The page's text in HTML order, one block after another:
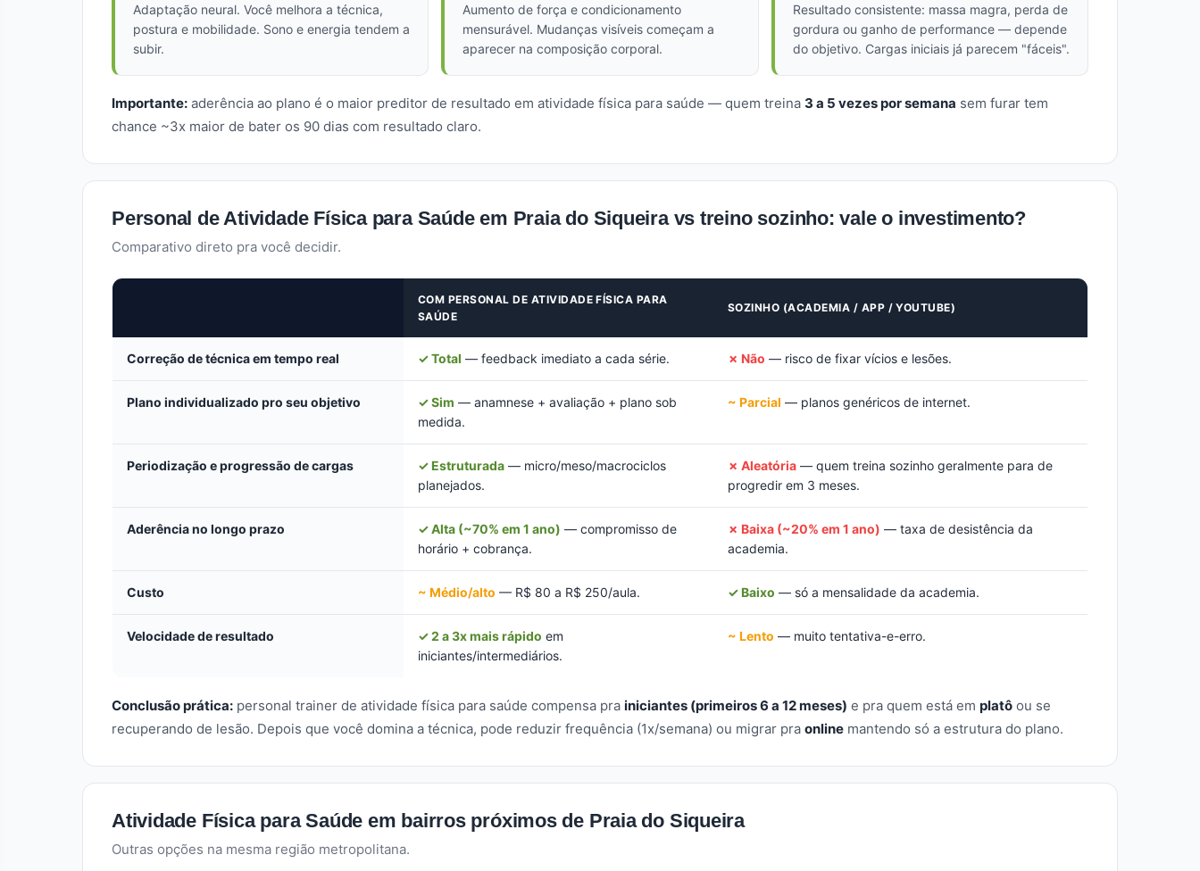
Adaptação neural. Você melhora a técnica,
postura e mobilidade. Sono e energia tendem a
subir.
Aumento de força e condicionamento
mensurável. Mudanças visíveis começam a
aparecer na composição corporal.
Resultado consistente: massa magra, perda de
gordura ou ganho de performance — depende
do objetivo. Cargas iniciais já parecem "fáceis".
Importante: aderência ao plano é o maior preditor de resultado em atividade física para saúde — quem treina 3 a 5 vezes por semana sem furar tem
chance ~3x maior de bater os 90 dias com resultado claro.
Personal de Atividade Física para Saúde em Praia do Siqueira vs treino sozinho: vale o investimento?
Comparativo direto pra você decidir.
COM PERSONAL DE ATIVIDADE FÍSICA PARA
SAÚDE
SOZINHO (ACADEMIA / APP / YOUTUBE)
Correção de técnica em tempo real ✓ Total — feedback imediato a cada série. ✗ Não — risco de fixar vícios e lesões.
Plano individualizado pro seu objetivo ✓ Sim — anamnese + avaliação + plano sob
medida.
~ Parcial — planos genéricos de internet.
Periodização e progressão de cargas ✓ Estruturada — micro/meso/macrociclos
planejados.
✗ Aleatória — quem treina sozinho geralmente para de
progredir em 3 meses.
Aderência no longo prazo ✓ Alta (~70% em 1 ano) — compromisso de
horário + cobrança.
✗ Baixa (~20% em 1 ano) — taxa de desistência da
academia.
Custo ~ Médio/alto — R$ 80 a R$ 250/aula. ✓ Baixo — só a mensalidade da academia.
Velocidade de resultado ✓ 2 a 3x mais rápido em
iniciantes/intermediários.
~ Lento — muito tentativa-e-erro.
Conclusão prática: personal trainer de atividade física para saúde compensa pra iniciantes (primeiros 6 a 12 meses) e pra quem está em platô ou se
recuperando de lesão. Depois que você domina a técnica, pode reduzir frequência (1x/semana) ou migrar pra online mantendo só a estrutura do plano.
Atividade Física para Saúde em bairros próximos de Praia do Siqueira
Outras opções na mesma região metropolitana.